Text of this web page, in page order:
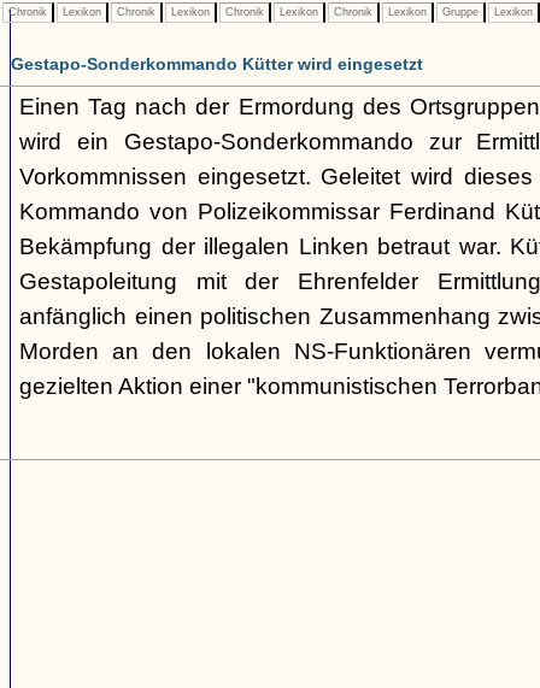
Chronik Lexikon Chronik Lexikon Chronik Lexikon Chronik Lexikon Gruppe Lexikon
Gestapo-Sonderkommando Kütter wird eingesetzt
Einen Tag nach der Ermordung des
wird ein Gestapo-Sonderkommando zur
Vorkommnissen eingesetzt. Geleitet wird
Kommando von Polizeikommissar Ferdinand
Bekämpfung der illegalen Linken betraut war.
Gestapoleitung mit der Ehrenfelder
anfänglich einen politischen Zusammenhang
Morden an den lokalen NS-Funktionären
gezielten Aktion einer "kommunistischen